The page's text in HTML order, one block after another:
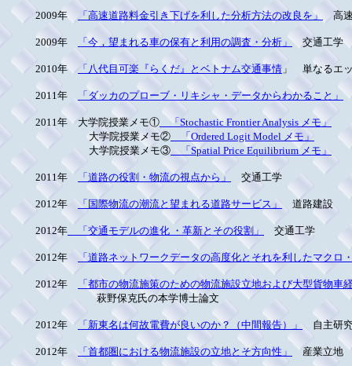
2009年 「高速道路料金引き下げを利した分析方法の改良を」 高
2009年 「今，望まれる車の保有と利用の調査・分析」 交通工学
2010年 「八代目可楽『らくだ』とベトナム交通事情 」 単なるエ
2011年 「ダッカのプローブ・リキシャ・データからわかること」
2011年 大学院授業メモ① 「Stochastic Frontier Analysis メモ」
大学院授業メモ② 「Ordered Logit Model メモ」
大学院授業メモ③ 「Spatial Price Equilibrium メモ」
2011年 「道路の役割・物流の視点から」 交通工学
2012年 「国際物流の潮流と望まれる道路サービス」 道路建設
2012年 「交通モデルの進化 ・革新とその役割」 交通工学
2012年 「道路ネットワークデータの高度化とそれを利したマクロ
2012年
「都市の物流施策のための物流施設立地および大型貨物
萩野保克氏の本学博士論文
2012年 「新東名は何故電費が良いのか？（中間報告）」 自主研
2012年 「首都圏における物流施設の立地とそ方向性」 産業立地